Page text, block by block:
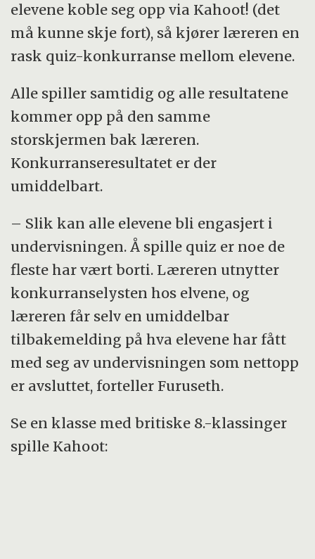
elevene koble seg opp via Kahoot! (det
må kunne skje fort), så kjører læreren en
rask quiz-konkurranse mellom elevene.
Alle spiller samtidig og alle resultatene
kommer opp på den samme
storskjermen bak læreren.
Konkurranseresultatet er der
umiddelbart.
– Slik kan alle elevene bli engasjert i
undervisningen. Å spille quiz er noe de
fleste har vært borti. Læreren utnytter
konkurranselysten hos elvene, og
læreren får selv en umiddelbar
tilbakemelding på hva elevene har fått
med seg av undervisningen som nettopp
er avsluttet, forteller Furuseth.
Se en klasse med britiske 8.-klassinger
spille Kahoot: